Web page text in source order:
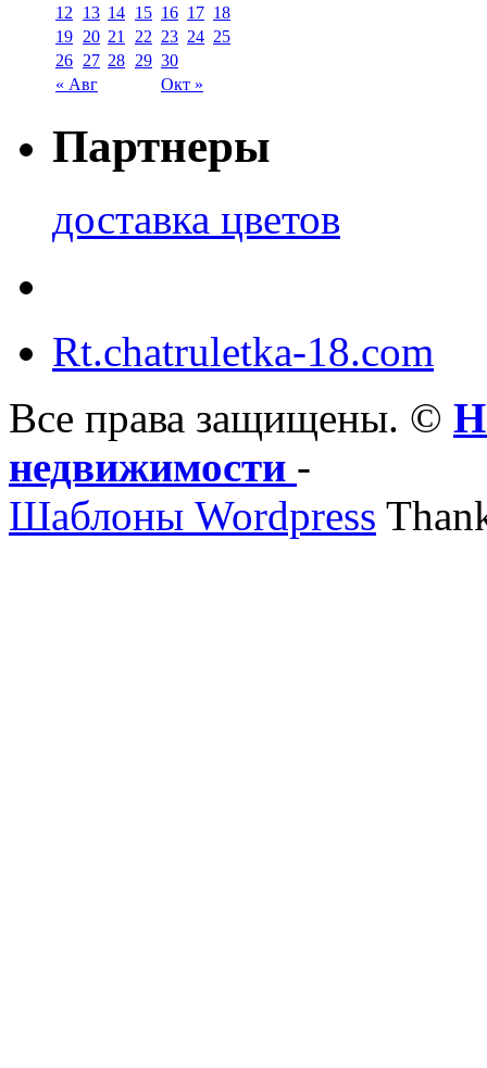
« Авг Окт »
12
13 14 15 16 17 18
19 20 21 22 23 24 25
26 27 28 29 30
Партнеры
доставка цветов
Rt.chatruletka-18.com
Все права защищены. ©
недвижимости -
Шаблоны Wordpress